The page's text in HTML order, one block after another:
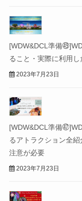
[WDW&DCL準備㊾
ること・実際に利用し
2023年7月23日
[WDW&DCL準備㊼
るアトラクション全
注意が必要
2023年7月23日